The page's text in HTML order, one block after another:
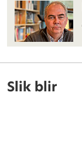
Slik blir